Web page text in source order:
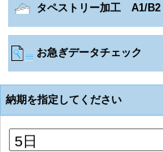
タペストリー加工 A1/B2
お急ぎデータチェック
納期を指定してください